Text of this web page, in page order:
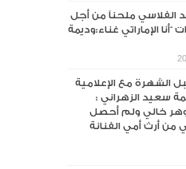
الفلاسي ملحناً من أجل
“أنا الإماراتي غناء:وديمة
الشهرة مع الإعلامية
سعيد الزهراني :
خالي ولم أحصل
من أرث أمي الفنانة